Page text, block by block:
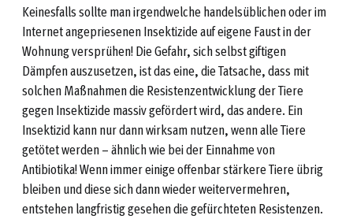
Keinesfalls sollte man irgendwelche handelsüblichen oder im
Internet angepriesenen Insektizide auf eigene Faust in der
Wohnung versprühen! Die Gefahr, sich selbst giftigen
Dämpfen auszusetzen, ist das eine, die Tatsache, dass mit
solchen Maßnahmen die Resistenzentwicklung der Tiere
gegen Insektizide massiv gefördert wird, das andere. Ein
Insektizid kann nur dann wirksam nutzen, wenn alle Tiere
getötet werden – ähnlich wie bei der Einnahme von
Antibiotika! Wenn immer einige offenbar stärkere Tiere übrig
bleiben und diese sich dann wieder weitervermehren,
entstehen langfristig gesehen die gefürchteten Resistenzen.